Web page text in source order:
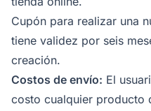
Cupón para realizar una
tiene validez por seis
creación.
Costos de envío: El
costo cualquier producto